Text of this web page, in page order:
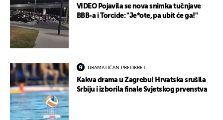
VIDEO Pojavila se nova snimka tučnjave
BBB-a i Torcide: "Je*ote, pa ubit će ga!"
DRAMATIČAN PREOKRET
Kakva drama u Zagrebu! Hrvatska srušila
Srbiju i izborila finale Svjetskog prvenstva